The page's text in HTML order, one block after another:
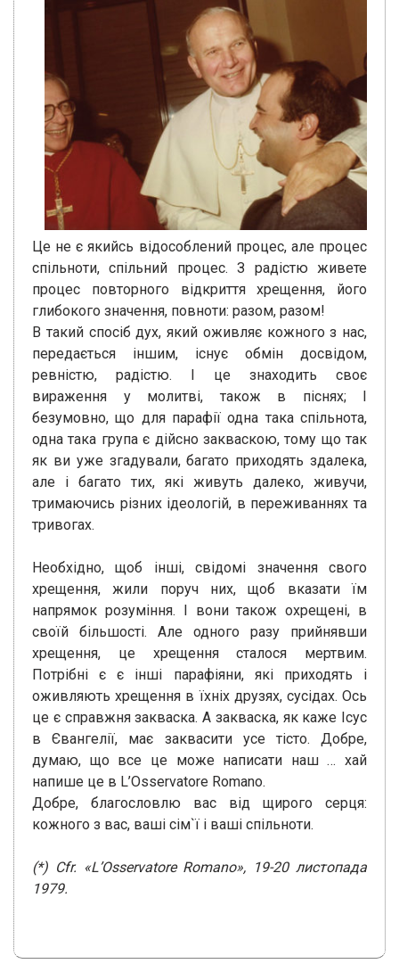
Це не є якийсь відособлений процес, але процес
спільноти, спільний процес. З радістю живете
процес повторного відкриття хрещення, його
глибокого значення, повноти: разом, разом!
В такий спосіб дух, який оживляє кожного з нас,
передається іншим, існує обмін досвідом,
ревністю, радістю. І це знаходить своє
вираження у молитві, також в піснях; І
безумовно, що для парафії одна така спільнота,
одна така група є дійсно закваскою, тому що так
як ви уже згадували, багато приходять здалека,
але і багато тих, які живуть далеко, живучи,
тримаючись різних ідеологій, в переживаннях та
тривогах.
Необхідно, щоб інші, свідомі значення свого
хрещення, жили поруч них, щоб вказати їм
напрямок розуміння. І вони також охрещені, в
своїй більшості. Але одного разу прийнявши
хрещення, це хрещення сталося мертвим.
Потрібні є є інші парафіяни, які приходять і
оживляють хрещення в їхніх друзях, сусідах. Ось
це є справжня закваска. А закваска, як каже Ісус
в Євангелії, має заквасити усе тісто. Добре,
думаю, що все це може написати наш … хай
напише це в L’Osservatore Romano.
Добре, благословлю вас від щирого серця:
кожного з вас, ваші сім`ї і ваші спільноти.
(*) Cfr. «L’Osservatore Romano», 19-20 листопада
1979.